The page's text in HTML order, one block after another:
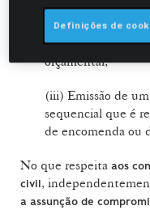
financeira das
(ii) Registo no
orçamental;
(iii) Emissão de
sequencial que é
de encomenda ou
No que respeita aos
civil,
a assunção de
Definições de